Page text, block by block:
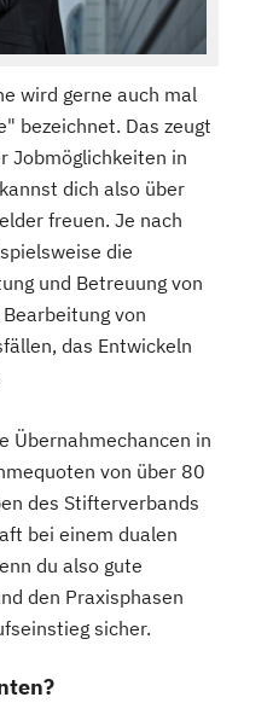
wird gerne auch mal
bezeichnet. Das zeugt
Jobmöglichkeiten in
dich also über
freuen. Je nach
die
und Betreuung von
von
das Entwickeln
Übernahmechancen in
von über 80
des Stifterverbands
bei einem dualen
du also gute
den Praxisphasen
sicher.